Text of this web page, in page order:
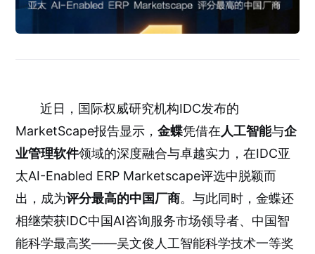
近日，国际权威研究机构IDC发布的
MarketScape报告显示，金蝶凭借在人工智能与企
业管理软件领域的深度融合与卓越实力，在IDC亚
太AI-Enabled ERP Marketscape评选中脱颖而
出，成为评分最高的中国厂商。与此同时，金蝶还
相继荣获IDC中国AI咨询服务市场领导者、中国智
能科学最高奖——吴文俊人工智能科学技术一等奖